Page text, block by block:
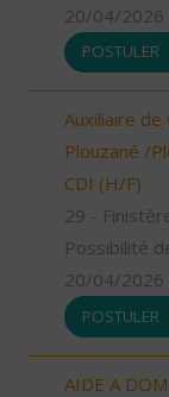
20/04/2026
POSTULER
Auxiliaire
Plouzané /
CDI (H/F)
29 -
Possibilité
20/04/2026
POSTULER
AIDE A